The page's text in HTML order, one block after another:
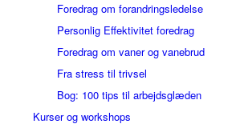
Foredrag om forandringsledelse
Personlig Effektivitet foredrag
Foredrag om vaner og vanebrud
Fra stress til trivsel
Bog: 100 tips til arbejdsglæden
Kurser og workshops